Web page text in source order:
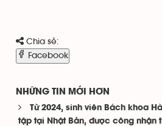
Chia sẻ:
Facebook
NHỮNG TIN MỚI HƠN
Từ 2024, sinh viên Bách khoa
tập tại Nhật Bản, được công nhận